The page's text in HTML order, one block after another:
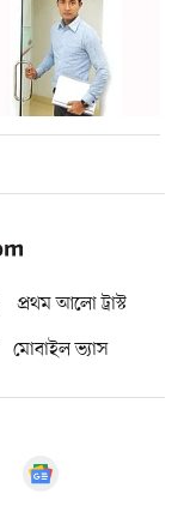
প্রথম আলো ট্রাস্ট
মোবাইল ভ্যাস